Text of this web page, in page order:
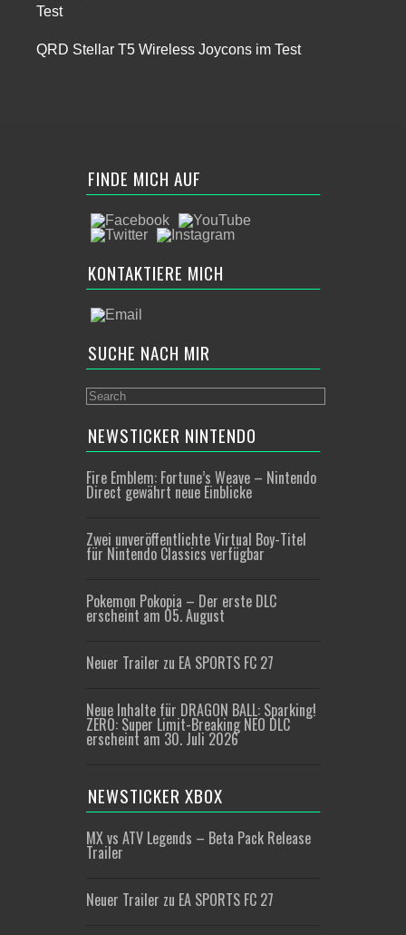
Test
QRD Stellar T5 Wireless Joycons im Test
FINDE MICH AUF
KONTAKTIERE MICH
SUCHE NACH MIR
NEWSTICKER NINTENDO
Fire Emblem: Fortune’s Weave – Nintendo
Direct gewährt neue Einblicke
Zwei unveröffentlichte Virtual Boy-Titel
für Nintendo Classics verfügbar
Pokemon Pokopia – Der erste DLC
erscheint am 05. August
Neuer Trailer zu EA SPORTS FC 27
Neue Inhalte für DRAGON BALL: Sparking!
ZERO: Super Limit-Breaking NEO DLC
erscheint am 30. Juli 2026
NEWSTICKER XBOX
MX vs ATV Legends – Beta Pack Release
Trailer
Neuer Trailer zu EA SPORTS FC 27